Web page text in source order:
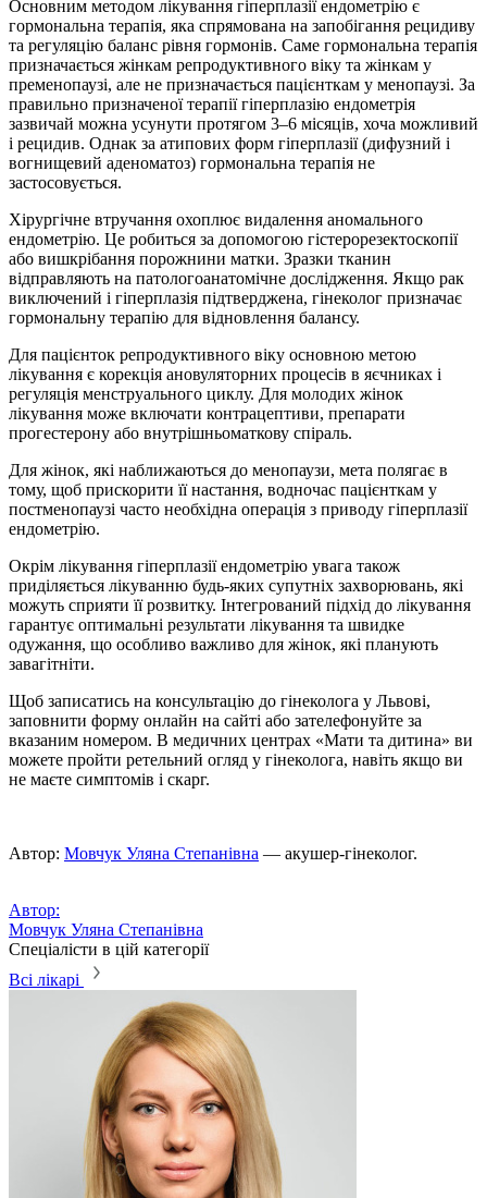
Основним методом лікування гіперплазії ендометрію є
гормональна терапія, яка спрямована на запобігання рецидиву
та регуляцію баланс рівня гормонів. Саме гормональна терапія
призначається жінкам репродуктивного віку та жінкам у
пременопаузі, але не призначається пацієнткам у менопаузі. За
правильно призначеної терапії гіперплазію ендометрія
зазвичай можна усунути протягом 3–6 місяців, хоча можливий
і рецидив. Однак за атипових форм гіперплазії (дифузний і
вогнищевий аденоматоз) гормональна терапія не
застосовується.
Хірургічне втручання охоплює видалення аномального
ендометрію. Це робиться за допомогою гістерорезектоскопії
або вишкрібання порожнини матки. Зразки тканин
відправляють на патологоанатомічне дослідження. Якщо рак
виключений і гіперплазія підтверджена, гінеколог призначає
гормональну терапію для відновлення балансу.
Для пацієнток репродуктивного віку основною метою
лікування є корекція ановуляторних процесів в яєчниках і
регуляція менструального циклу. Для молодих жінок
лікування може включати контрацептиви, препарати
прогестерону або внутрішньоматкову спіраль.
Для жінок, які наближаються до менопаузи, мета полягає в
тому, щоб прискорити її настання, водночас пацієнткам у
постменопаузі часто необхідна операція з приводу гіперплазії
ендометрію.
Окрім лікування гіперплазії ендометрію увага також
приділяється лікуванню будь-яких супутніх захворювань, які
можуть сприяти її розвитку. Інтегрований підхід до лікування
гарантує оптимальні результати лікування та швидке
одужання, що особливо важливо для жiнок, якi планують
завагітніти.
Щоб записатись на консультацію до гінеколога у Львові,
заповнити форму онлайн на сайті або зателефонуйте за
вказаним номером. В медичних центрах «Мати та дитина» ви
можете пройти ретельний огляд у гінеколога, навіть якщо ви
не маєте симптомів і скарг.
Автор: Мовчук Уляна Степанівна — акушер-гінеколог.
Автор:
Мовчук Уляна Степанівна
Спеціалісти в цій категорії
Всі лікарі